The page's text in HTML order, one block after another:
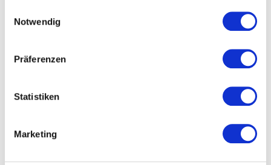
Cookies, wenn Sie unsere Webseite weiterhin nutzen.
Notwendig
Präferenzen
Statistiken
Marketing